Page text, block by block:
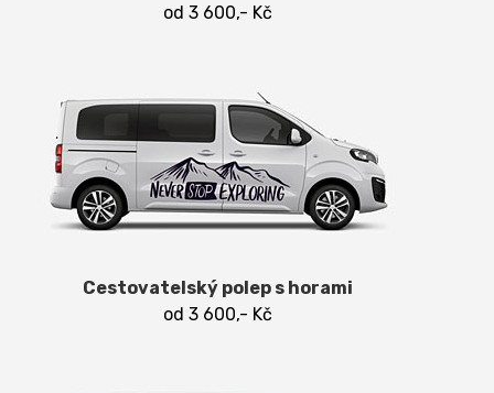
od 3 600,- Kč
Cestovatelský polep s horami
od 3 600,- Kč